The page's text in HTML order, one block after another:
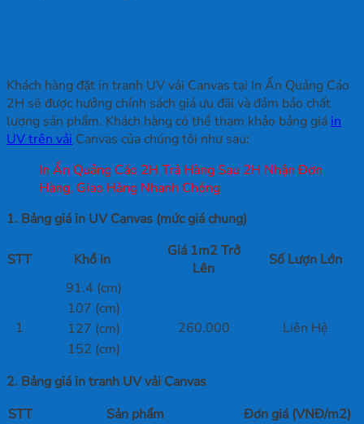
Khách hàng đặt in tranh UV vải Canvas tại In Ấn Quảng Cáo
2H sẽ được hưởng chính sách giá ưu đãi và đảm bảo chất
lượng sản phẩm. Khách hàng có thể tham khảo bảng giáin
UV trên vải Canvas của chúng tôi như sau:
In Ấn Quảng Cáo 2H Trả Hàng Sau 2H Nhận Đơn
Hàng, Giao Hàng Nhanh Chóng
1. Bảng giá in UV Canvas (mức giá chung)
STT Khổ in
Giá 1m2 Trở
Lên
Số Lượn Lớn
1
91.4 (cm)
260.000 Liên Hệ
107 (cm)
127 (cm)
152 (cm)
2. Bảng giá in tranh UV vải Canvas
STT
Sản phẩm Đơn giá (VNĐ/m2)